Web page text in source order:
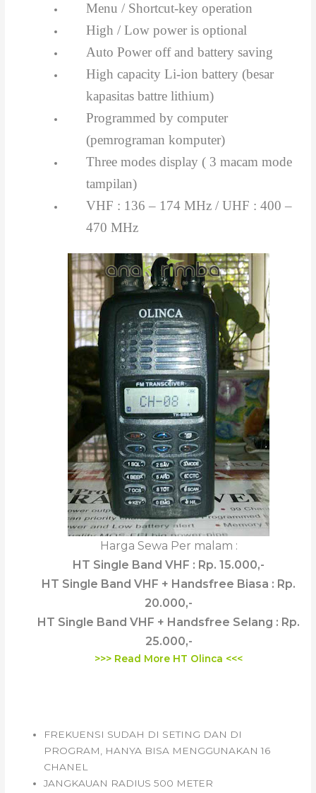
Menu / Shortcut-key operation
High / Low power is optional
Auto Power off and battery saving
High capacity Li-ion battery (besar
kapasitas battre lithium)
Programmed by computer
(pemrograman komputer)
Three modes display ( 3 macam mode
tampilan)
VHF : 136 – 174 MHz / UHF : 400 –
470 MHz
Harga Sewa Per malam :
HT Single Band VHF : Rp. 15.000,-
HT Single Band VHF + Handsfree Biasa : Rp.
20.000,-
HT Single Band VHF + Handsfree Selang : Rp.
25.000,-
>>> Read More HT Olinca <<<
FREKUENSI SUDAH DI SETING DAN DI
PROGRAM, HANYA BISA MENGGUNAKAN 16
CHANEL
JANGKAUAN RADIUS 500 METER